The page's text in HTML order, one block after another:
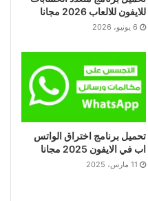
للايفون للالعاب 2026 مجانا
6 يونيو، 2026
تحميل برنامج اختراق الواتس
اب في الايفون 2025 مجانا
11 مارس، 2025